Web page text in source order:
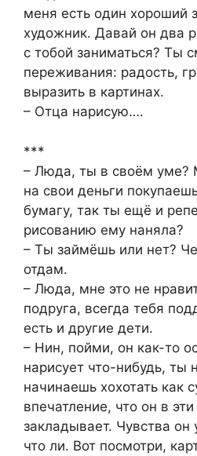
меня есть один хороший
художник. Давай он два
с тобой заниматься? Ты
переживания: радость,
выразить в картинах.
– Отца нарисую….
***
– Люда, ты в своём уме?
на свои деньги
бумагу, так ты ещё и
рисованию ему наняла?
– Ты займёшь или нет?
отдам.
– Люда, мне это не
подруга, всегда тебя
есть и другие дети.
– Нин, пойми, он как-то
нарисует что-нибудь, ты
начинаешь хохотать как
впечатление, что он в
закладывает. Чувства он
что ли. Вот посмотри,